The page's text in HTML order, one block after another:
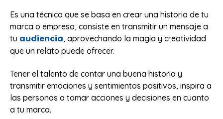
Es una técnica que se basa en crear una historia de tu
marca o empresa, consiste en transmitir un mensaje a
tu audiencia, aprovechando la magia y creatividad
que un relato puede ofrecer.
Tener el talento de contar una buena historia y
transmitir emociones y sentimientos positivos, inspira a
las personas a tomar acciones y decisiones en cuanto
a tu marca.